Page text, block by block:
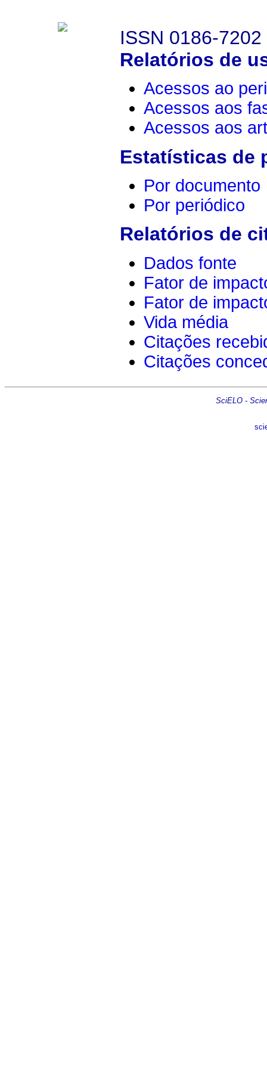
ISSN 0186-7202
Relatórios de
Acessos ao
Acessos aos
Acessos aos
Estatísticas de
Por documento
Por periódico
Relatórios de
Dados fonte
Fator de
Fator de
Vida média
Citações
Citações
SciELO -